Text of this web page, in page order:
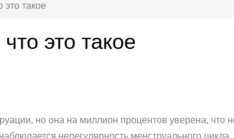
такое
это такое
но она на миллион процентов уверена, что
нерегулярность менструального